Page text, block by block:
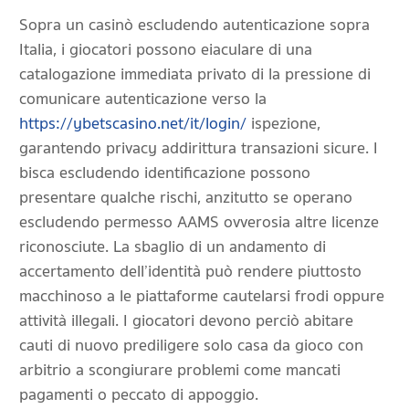
Sopra un casinò escludendo autenticazione sopra
Italia, i giocatori possono eiaculare di una
catalogazione immediata privato di la pressione di
comunicare autenticazione verso la
https://ybetscasino.net/it/login/ ispezione,
garantendo privacy addirittura transazioni sicure. I
bisca escludendo identificazione possono
presentare qualche rischi, anzitutto se operano
escludendo permesso AAMS ovverosia altre licenze
riconosciute. La sbaglio di un andamento di
accertamento dell’identità può rendere piuttosto
macchinoso a le piattaforme cautelarsi frodi oppure
attività illegali. I giocatori devono perciò abitare
cauti di nuovo prediligere solo casa da gioco con
arbitrio a scongiurare problemi come mancati
pagamenti o peccato di appoggio.